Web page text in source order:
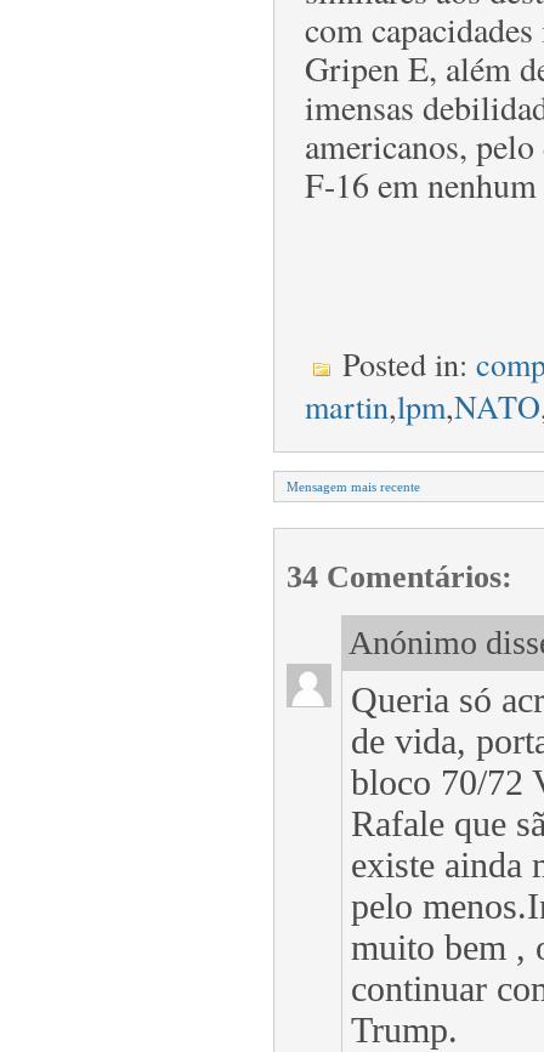
com
Gripen E, além
imensas
americanos,
F-16 em nenhum
Posted in:
martin,lpm,NATO
Mensagem mais recente
34 Comentários:
Anónimo
Queria só
de vida,
bloco 70/72
Rafale que
existe ainda
pelo
muito bem ,
continuar
Trump.